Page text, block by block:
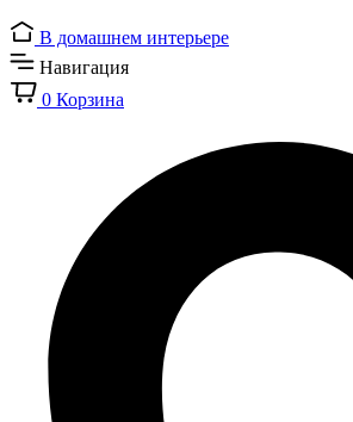
В домашнем интерьере
Навигация
0 Корзина